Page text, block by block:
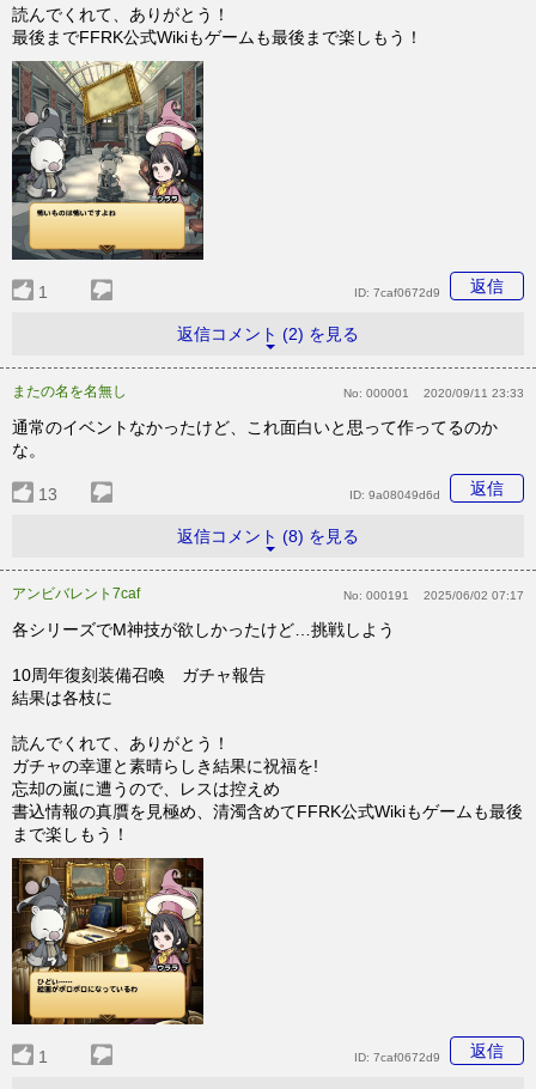
読んでくれて、ありがとう！
最後までFFRK公式Wikiもゲームも最後まで楽しもう！
1 返信
ID: 7caf0672d9
返信コメント (2) を見る
またの名を名無し No: 000001 2020/09/11 23:33
通常のイベントなかったけど、これ面白いと思って作ってるのか
な。
13 返信
ID: 9a08049d6d
返信コメント (8) を見る
アンビバレント7caf No: 000191 2025/06/02 07:17
各シリーズでM神技が欲しかったけど…挑戦しよう
10周年復刻装備召喚 ガチャ報告
結果は各枝に
読んでくれて、ありがとう！
ガチャの幸運と素晴らしき結果に祝福を!
忘却の嵐に遭うので、レスは控えめ
書込情報の真贋を見極め、清濁含めてFFRK公式Wikiもゲームも最後
まで楽しもう！
1 返信
ID: 7caf0672d9